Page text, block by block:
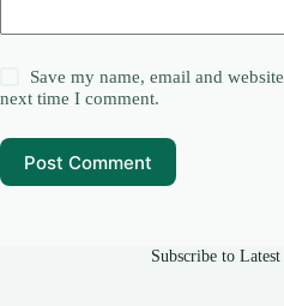
Save my name, email and
next time I comment.
Post Comment
Subscribe to Latest